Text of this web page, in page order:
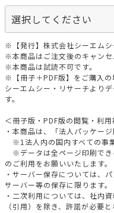
※【発行】株式会社シーエムシ
※本商品はご注文後のキャンセ
※本商品は試読不可です。
※【冊子＋PDF版】をご購入
シーエムシー・リサーチより
す。
＜冊子版・PDF版の閲覧・利
・本商品は、「法人パッケー
※1法人内の国内すべての事
※データは全ページ印刷でき
のご利用をお願いいたします。
・サーバー保存については、
サーバー等の保存に限ります。
・二次利用については、社内
（引用）を除き、許諾が必要と